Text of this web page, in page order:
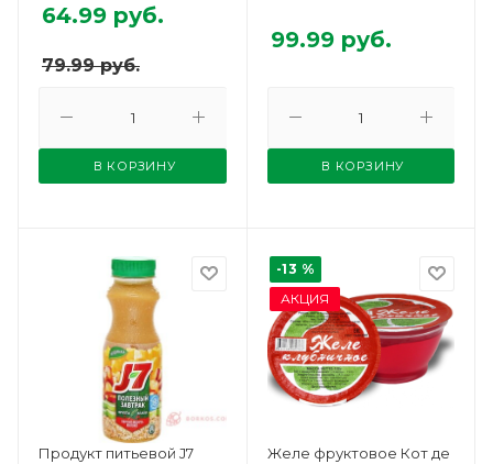
79.99руб.
64.99 руб.
В КОРЗИНУ
99.99руб.
В КОРЗИНУ
Продукт питьевой J7
-13 %
АКЦИЯ
Желе фруктовое Кот де